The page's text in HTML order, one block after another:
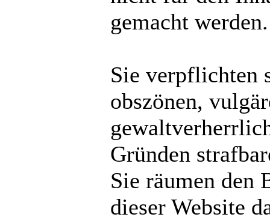
gemacht werden.
Sie verpflichten
obszönen,
Gründen
Sie räumen den
dieser Website